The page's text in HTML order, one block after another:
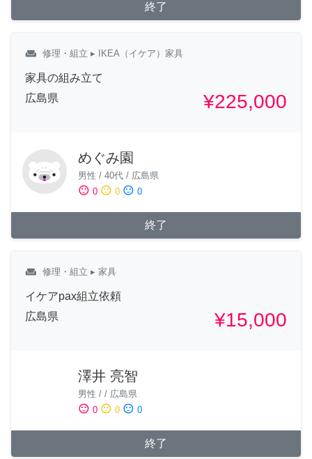
終了
weekend 修理・組立 ▸ IKEA（イケア）家具
家具の組み立て
広島県
¥225,000
めぐみ園
男性 / 40代 / 広島県
sentiment_satisfied 0 sentiment_neutral 0 sentiment_dissatisfied 0
終了
weekend 修理・組立 ▸ 家具
イケアpax組立依頼
広島県
¥15,000
澤井 亮智
男性 / / 広島県
sentiment_satisfied 0 sentiment_neutral 0 sentiment_dissatisfied 0
終了